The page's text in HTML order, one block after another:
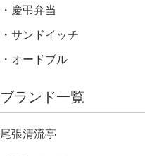
慶弔弁当
サンドイッチ
オードブル
ブランド一覧
尾張清流亭